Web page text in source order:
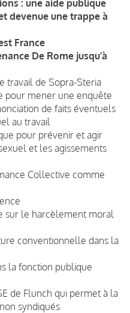
: une aide publique
devenue une trappe à
France
De Rome jusqu’à
travail de Sopra-Steria
pour mener une enquête
de faits éventuels
au travail
pour prévenir et agir
et les agissements
Collective comme
sur le harcèlement moral
conventionnelle dans la
la fonction publique
de Flunch qui permet à la
syndiqués